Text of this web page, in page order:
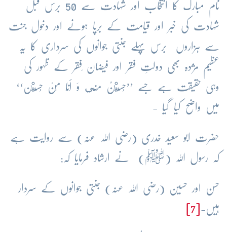
نام مبارک کا انتخاب اور شہادت سے 50 برس قبل
شہادت کی خبر اور قیامت کے برپا ہونے اور دخول جنت
سے ہزاروں برس پہلے جنتی جوانوں کی سرداری کا یہ
عظیم مژدہ بھی دولتِ فقر اور فیضان ِفقر کے ظہور کی
وہی حقیقت ہے جسے ’’حُسَيْنٌ مِنِّي وَ أَنَا مِنْ حُسَيْن‘‘
میں واضح کیا گیا -
حضرت ابو سعید خدری (رضی اللہ عنہ) سے روایت ہے
کہ رسول اللہ (ﷺ) نے ارشاد فرمایا کہ:
حسن اور حسین (رضی اللہ عنہ) جنتی جوانوں کے سردار
ہیں-